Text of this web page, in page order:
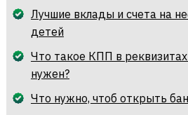
Лучшие вклады и счета на
детей
Что такое КПП в
нужен?
Что нужно, чтоб открыть